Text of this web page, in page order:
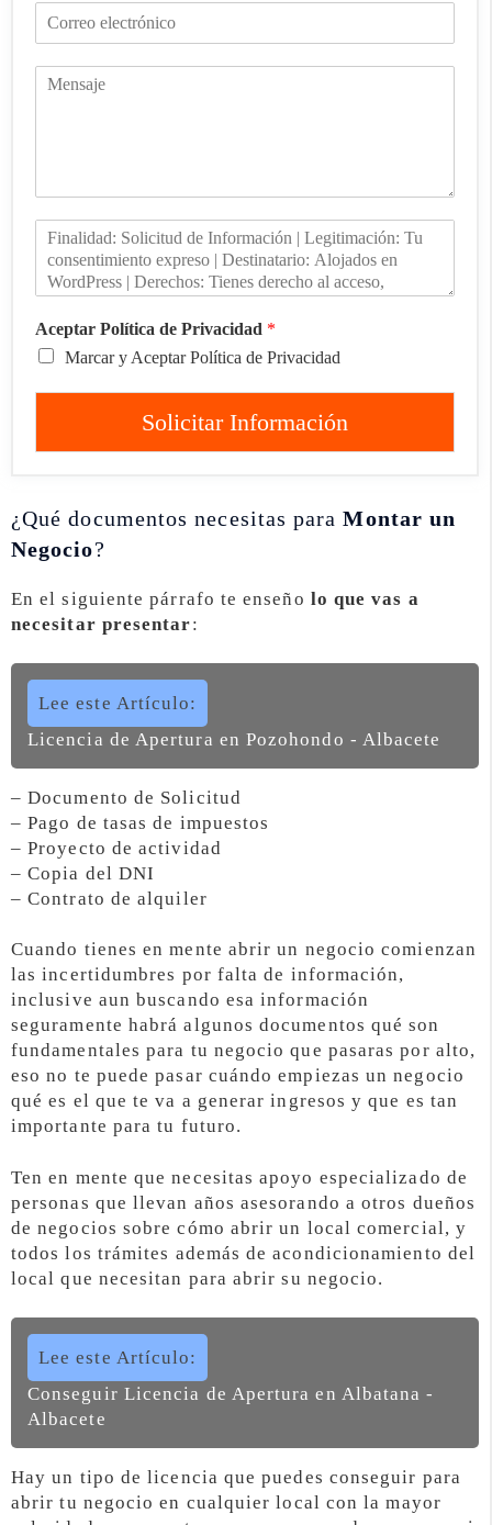
Aceptar Política de Privacidad *
Marcar y Aceptar Política de Privacidad
Solicitar Información
¿Qué documentos necesitas paraMontar un
Negocio?
En el siguiente párrafo te enseño lo que vas a
necesitar presentar:
Lee este Artículo:
Licencia de Apertura en Pozohondo - Albacete
– Documento de Solicitud
– Pago de tasas de impuestos
– Proyecto de actividad
– Copia del DNI
– Contrato de alquiler
Cuando tienes en mente abrir un negocio comienzan
las incertidumbres por falta de información,
inclusive aun buscando esa información
seguramente habrá algunos documentos qué son
fundamentales para tu negocio que pasaras por alto,
eso no te puede pasar cuándo empiezas un negocio
qué es el que te va a generar ingresos y que es tan
importante para tu futuro.
Ten en mente que necesitas apoyo especializado de
personas que llevan años asesorando a otros dueños
de negocios sobre cómo abrir un local comercial, y
todos los trámites además de acondicionamiento del
local que necesitan para abrir su negocio.
Lee este Artículo:
Conseguir Licencia de Apertura en Albatana -
Albacete
Hay un tipo de licencia que puedes conseguir para
abrir tu negocio en cualquier local con la mayor